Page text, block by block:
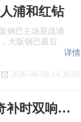
浦和红钻
钢巴主场迎战浦
大阪钢巴最后
详情
2026-08-08 14:36:01
日职联：横滨水手3‑4鹿岛鹿角，卡夫里奇补时双响上演逆转绝杀